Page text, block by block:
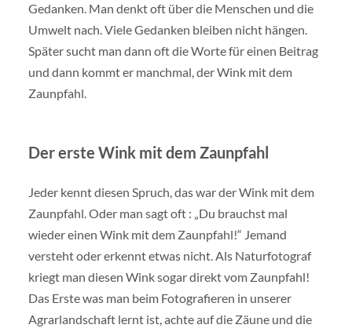
Gedanken. Man denkt oft über die Menschen und die
Umwelt nach. Viele Gedanken bleiben nicht hängen.
Später sucht man dann oft die Worte für einen Beitrag
und dann kommt er manchmal, der Wink mit dem
Zaunpfahl.
Der erste Wink mit dem Zaunpfahl
Jeder kennt diesen Spruch, das war der Wink mit dem
Zaunpfahl. Oder man sagt oft : „Du brauchst mal
wieder einen Wink mit dem Zaunpfahl!“ Jemand
versteht oder erkennt etwas nicht. Als Naturfotograf
kriegt man diesen Wink sogar direkt vom Zaunpfahl!
Das Erste was man beim Fotografieren in unserer
Agrarlandschaft lernt ist, achte auf die Zäune und die